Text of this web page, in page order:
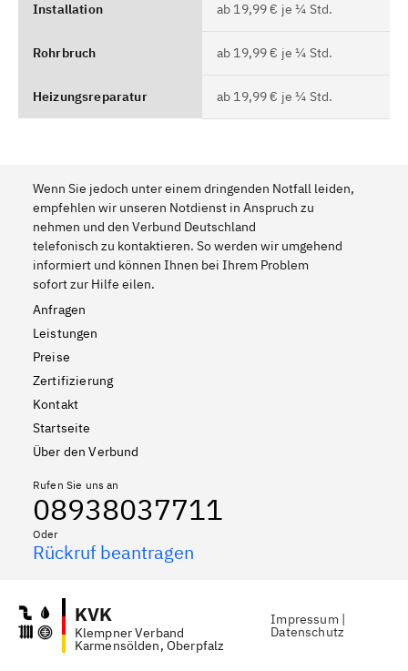
Installation ab 19,99 € je ¼ Std.
Rohrbruch ab 19,99 € je ¼ Std.
Heizungsreparatur ab 19,99 € je ¼ Std.
Wenn Sie jedoch unter einem dringenden Notfall leiden,
empfehlen wir unseren Notdienst in Anspruch zu
nehmen und den Verbund Deutschland
telefonisch zu kontaktieren. So werden wir umgehend
informiert und können Ihnen bei Ihrem Problem
sofort zur Hilfe eilen.
Anfragen
Leistungen
Preise
Zertifizierung
Kontakt
Startseite
Über den Verbund
Rufen Sie uns an
08938037711
Oder
Rückruf beantragen
KVK
Klempner Verband
Karmensölden, Oberpfalz
Impressum |
Datenschutz